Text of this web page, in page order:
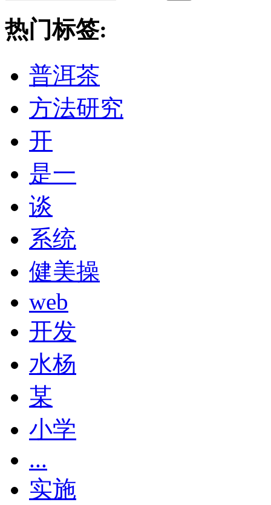
热门标签:
普洱茶
方法研究
开
是一
谈
系统
健美操
web
开发
水杨
某
小学
...
实施